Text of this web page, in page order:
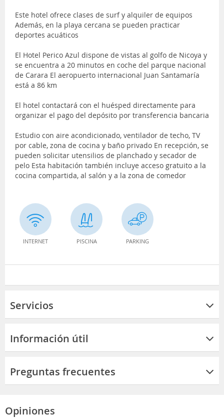
Este hotel ofrece clases de surf y alquiler de equipos
Además, en la playa cercana se pueden practicar
deportes acuáticos
El Hotel Perico Azul dispone de vistas al golfo de Nicoya y
se encuentra a 20 minutos en coche del parque nacional
de Carara El aeropuerto internacional Juan Santamaría
está a 86 km
El hotel contactará con el huésped directamente para
organizar el pago del depósito por transferencia bancaria
Estudio con aire acondicionado, ventilador de techo, TV
por cable, zona de cocina y baño privado En recepción, se
pueden solicitar utensilios de planchado y secador de
pelo Esta habitación también incluye acceso gratuito a la
cocina compartida, al salón y a la zona de comedor
INTERNET PISCINA PARKING
Servicios
Información útil
Preguntas frecuentes
Opiniones